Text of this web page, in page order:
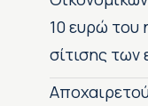
10 ευρώ του
σίτισης των